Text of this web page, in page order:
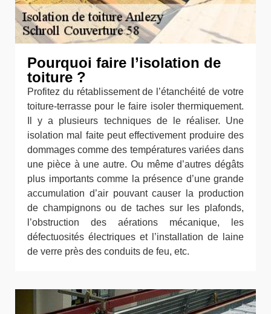
Pourquoi faire l’isolation de
toiture ?
Profitez du rétablissement de l’étanchéité de votre
toiture-terrasse pour le faire isoler thermiquement.
Il y a plusieurs techniques de le réaliser. Une
isolation mal faite peut effectivement produire des
dommages comme des températures variées dans
une pièce à une autre. Ou même d’autres dégâts
plus importants comme la présence d’une grande
accumulation d’air pouvant causer la production
de champignons ou de taches sur les plafonds,
l’obstruction des aérations mécanique, les
défectuosités électriques et l’installation de laine
de verre près des conduits de feu, etc.